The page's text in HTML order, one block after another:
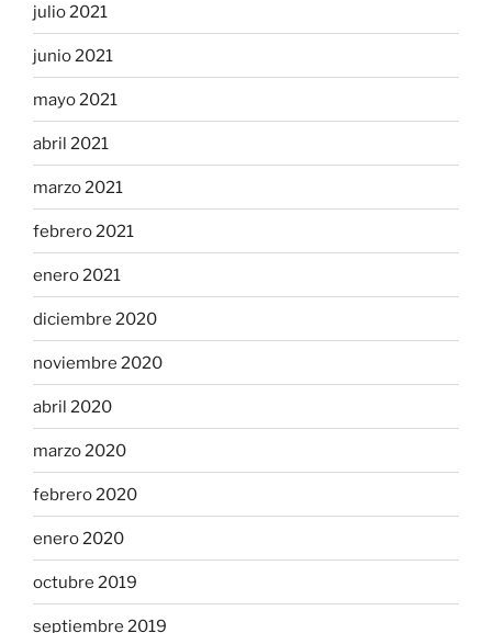
julio 2021
junio 2021
mayo 2021
abril 2021
marzo 2021
febrero 2021
enero 2021
diciembre 2020
noviembre 2020
abril 2020
marzo 2020
febrero 2020
enero 2020
octubre 2019
septiembre 2019